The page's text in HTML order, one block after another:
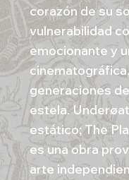
corazón de su
vulnerabilidad
emocionante y
generaciones
estela.
estático; The
es una obra
arte